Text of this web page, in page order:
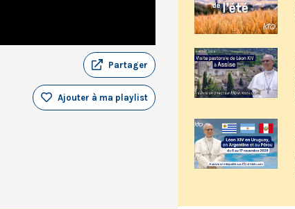
Partager
Ajouter à ma playlist